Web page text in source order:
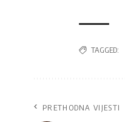
TAGGED:
PRETHODNA VIJESTI